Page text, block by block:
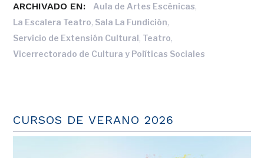
ARCHIVADO EN: Aula de Artes Escénicas,
La Escalera Teatro, Sala La Fundición,
Servicio de Extensión Cultural, Teatro,
Vicerrectorado de Cultura y Políticas Sociales
CURSOS DE VERANO 2026